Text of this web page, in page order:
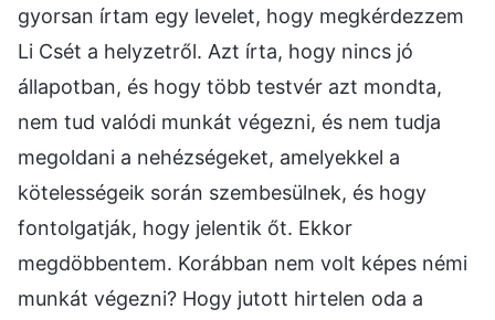
gyorsan írtam egy levelet, hogy megkérdezzem
Li Csét a helyzetről. Azt írta, hogy nincs jó
állapotban, és hogy több testvér azt mondta,
nem tud valódi munkát végezni, és nem tudja
megoldani a nehézségeket, amelyekkel a
kötelességeik során szembesülnek, és hogy
fontolgatják, hogy jelentik őt. Ekkor
megdöbbentem. Korábban nem volt képes némi
munkát végezni? Hogy jutott hirtelen oda a